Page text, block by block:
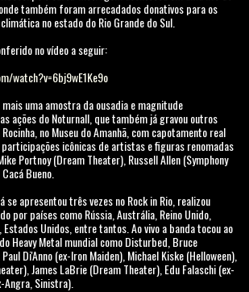
também foram arrecadados donativos para os
no estado do Rio Grande do Sul.
no vídeo a seguir:
watch?v=6bj9wE1Ke9o
uma amostra da ousadia e magnitude
ações do Noturnall, que também já gravou outros
no Museu do Amanhã, com capotamento real
participações icônicas de artistas e figuras renomadas
Portnoy (Dream Theater), Russell Allen (Symphony
Bueno.
se apresentou três vezes no Rock in Rio, realizou
por países como Rússia, Austrália, Reino Unido,
Estados Unidos, entre tantos. Ao vivo a banda tocou ao
Heavy Metal mundial como Disturbed, Bruce
Di'Anno (ex-Iron Maiden), Michael Kiske (Helloween),
James LaBrie (Dream Theater), Edu Falaschi (ex-
Sinistra).